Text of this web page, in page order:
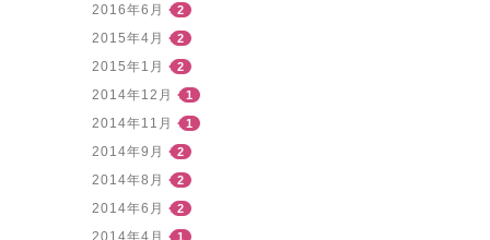
2016年6月 2
2015年4月 2
2015年1月 2
2014年12月 1
2014年11月 1
2014年9月 2
2014年8月 2
2014年6月 2
2014年4月 1